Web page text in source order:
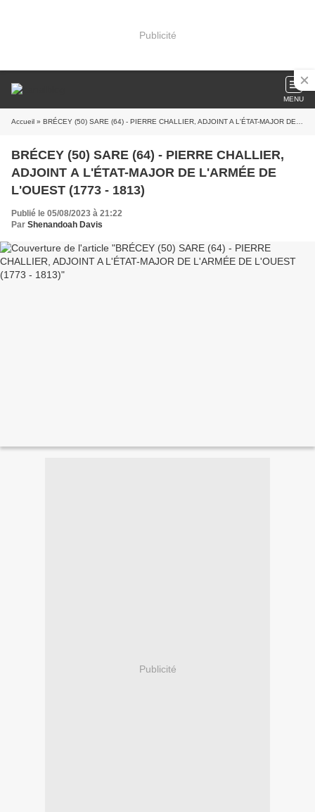
Publicité
MENU
Accueil » BRÉCEY (50) SARE (64) - PIERRE CHALLIER, ADJOINT A L'ÉTAT-MAJOR DE L'ARMÉE DE L'OUEST (1773 - 1813)
BRÉCEY (50) SARE (64) - PIERRE CHALLIER,
ADJOINT A L'ÉTAT-MAJOR DE L'ARMÉE DE
L'OUEST (1773 - 1813)
Publié le 05/08/2023 à 21:22
Par Shenandoah Davis
Publicité